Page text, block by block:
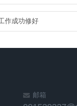
作成功修好
邮箱